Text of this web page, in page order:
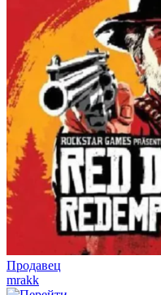
Продавец
mrakk